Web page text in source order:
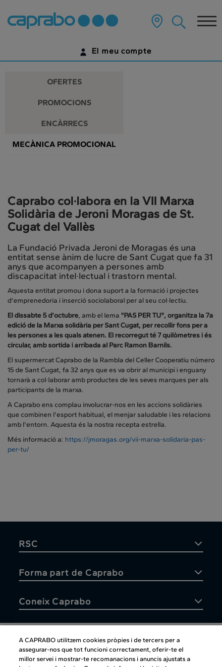
Promocions
descomptes
als
nostres
supermercats
contingut
pàgina
El meu compte
ENCARA NO TENS UN COMPTE DIGITAL?
OFERTES
PROMOCIONS
ENCÀRRECS
MECÀNICA PROMOCIONAL
Caprabo col·labora en la VII Marxa
Solidària de Jeroni Moragas de St.
Cugat del Vallès
La Fundació Privada Jeroni de Moragas és una
entitat sense ànim de lucre de Sant Cugat que fa 31
anys que acompanyen a persones amb
discapacitat intel·lectual i trastorn mental.
Aquesta entitat promou i dona suport a la formació i projectes
d'emprenedoria i inserció sociolaboral per al seu col·lectiu.
Eldissabte 5 d'octubre, amb el lema "PAS PER TU", organitza la 7a
edició de la Marxa solidària per Sant Cugat, per recollir fons per a
les persones a les quals atenen. El recorregut té 7 quilòmetres i és
circular, amb sortida i arribada al Parc Ramon Barnils.
El supermercat Caprabo de la Rambla del Celler Cooperatiu número
15 de Sant Cugat, fa 32 anys que es va obrir al municipi i enguany
tornarà a col·laborar amb productes de les seves marques per als
participants de la marxa.
A Caprabo ens complau involucrar-nos en les accions solidàries
que combinen l'esport habitual, el menjar saludable i les relacions
amb l'entorn. Aquesta és la nostra recepta estrella.
Més informació a: https://jmoragas.org/vii-marxa-solidaria-pas-
per-tu/
RSC
Forma part de Caprabo
Coneix Caprabo
Atenció al client
A CAPRABO utilitzem cookies pròpies i de tercers per a
assegurar-nos que tot funcioni correctament, oferir-te el
millor servei i mostrar-te recomanacions i anuncis ajustats a